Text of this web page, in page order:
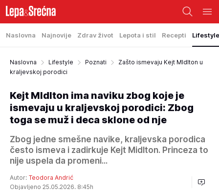
Naslovna Najnovije Zdrav život Lepota i stil Recepti Lifestyle
Naslovna Lifestyle Poznati
Zašto ismevaju Kejt MIdlton u
kraljevskoj porodici
Kejt MIdlton ima naviku zbog koje je
ismevaju u kraljevskoj porodici: Zbog
toga se muž i deca sklone od nje
Zbog jedne smešne navike, kraljevska porodica
često ismeva i zadirkuje Kejt Midlton. Princeza to
nije uspela da promeni...
Autor: Teodora Andrić
Objavljeno 25.05.2026. 8:45h